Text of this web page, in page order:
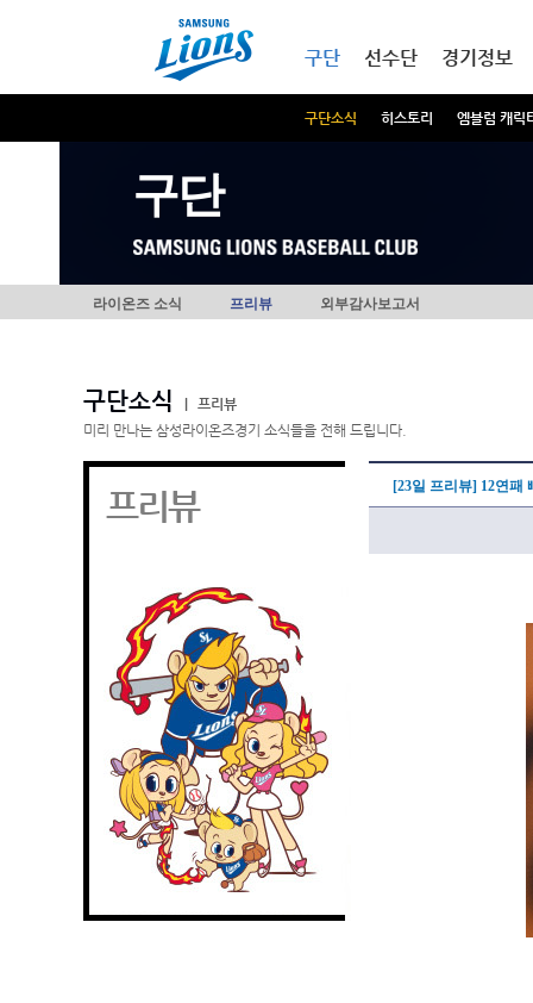
구단
구단소식 히스토리 엠블럼 캐릭
선수단 경기정보
구단
라이온즈 소식 프리뷰 외부감사보고서
구단소식
프리뷰
미리 만나는 삼성라이온즈경기 소식들을 전해 드립니다.
프리뷰 [23일 프리뷰] 12연패